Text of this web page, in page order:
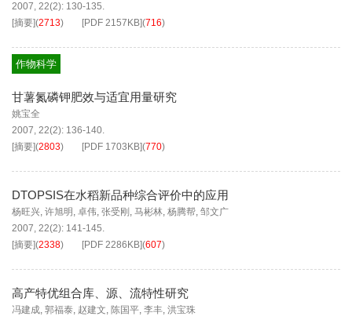
2007, 22(2): 130-135.
[摘要](2713) [PDF 2157KB](716)
作物科学
甘薯氮磷钾肥效与适宜用量研究
姚宝全
2007, 22(2): 136-140.
[摘要](2803) [PDF 1703KB](770)
DTOPSIS在水稻新品种综合评价中的应用
杨旺兴, 许旭明 , 卓伟, 张受刚 , 马彬林, 杨腾帮, 邹文广
2007, 22(2): 141-145.
[摘要](2338) [PDF 2286KB](607)
高产特优组合库、源、流特性研究
冯建成, 郭福泰, 赵建文, 陈国平, 李丰, 洪宝珠